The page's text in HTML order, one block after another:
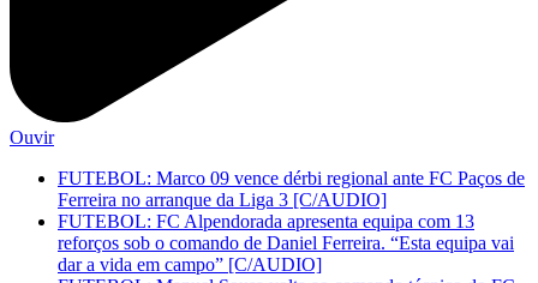
Ouvir
FUTEBOL: Marco 09 vence dérbi regional ante FC Paços de
Ferreira no arranque da Liga 3 [C/AUDIO]
FUTEBOL: FC Alpendorada apresenta equipa com 13
reforços sob o comando de Daniel Ferreira. “Esta equipa vai
dar a vida em campo” [C/AUDIO]